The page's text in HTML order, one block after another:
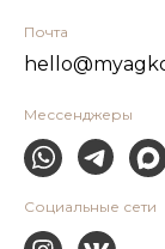
Социальные сети
Мессенджеры
Почта